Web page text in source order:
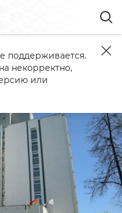
спорта
поддерживается.
некорректно,
или